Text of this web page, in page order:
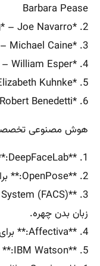
Barbara Pease
2. *What Every BODY is Saying* – Joe Navarro
3. *Acting in Film* – Michael Caine
4. *The Actor’s Art and Craft* – William Esper
5. *Body Language for Dummies* – Elizabeth Kuhnke
6. *Screen Acting* – Robert Benedetti
هوش مصنوعی
1. **DeepFaceLab:** برای تحلیل حالات چهره.
2. **OpenPose:** برای تشخیص حرکات بدن.
زبان بدن چهره.
4. **Affectiva:** برای تحلیل احساسات از طریق زبان بدن.
5. **IBM Watson:** برای تحلیل رفتارهای غیرکلامی.